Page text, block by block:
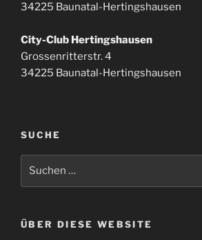
34225 Baunatal-Hertingshausen
City-Club Hertingshausen
Grossenritterstr. 4
34225 Baunatal-Hertingshausen
SUCHE
ÜBER DIESE WEBSITE